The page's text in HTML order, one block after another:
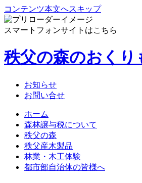
コンテンツ本文へスキップ
スマートフォンサイトはこちら
秩父の森のおくり
お知らせ
お問い合せ
ホーム
森林譲与税について
秩父の森
秩父産木製品
林業・木工体験
都市部自治体の皆様へ